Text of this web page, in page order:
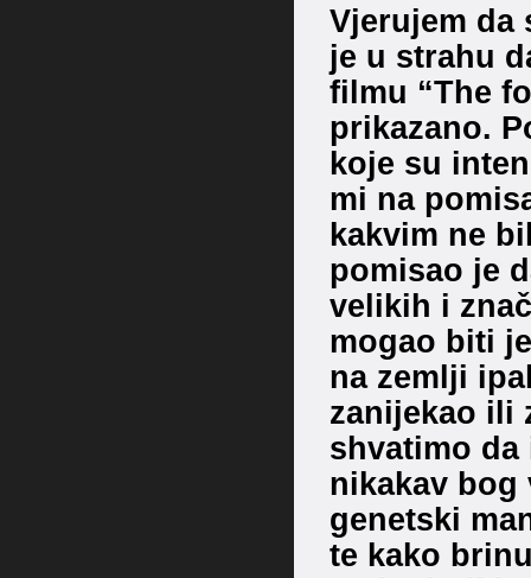
Vjerujem da
je u strahu
filmu “The
prikazano.
koje su
mi na
kakvim ne
pomisao je
velikih i
mogao biti
na zemlji
zanijekao ili
shvatimo
nikakav bog
genetski
te kako